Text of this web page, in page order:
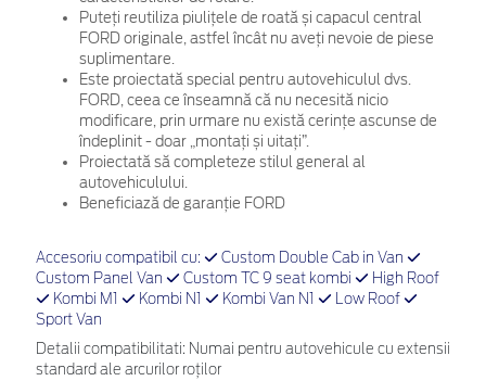
Puteți reutiliza piulițele de roată și capacul central
FORD originale, astfel încât nu aveți nevoie de piese
suplimentare.
Este proiectată special pentru autovehiculul dvs.
FORD, ceea ce înseamnă că nu necesită nicio
modificare, prin urmare nu există cerințe ascunse de
îndeplinit - doar „montați și uitați”.
Proiectată să completeze stilul general al
autovehiculului.
Beneficiază de garanție FORD
Accesoriu compatibil cu:
Custom Double Cab in Van
Custom Panel Van
Custom TC 9 seat kombi
High Roof
Kombi M1
Kombi N1 Kombi Van N1
Low Roof
Sport Van
Detalii compatibilitati: Numai pentru autovehicule cu extensii
standard ale arcurilor roților